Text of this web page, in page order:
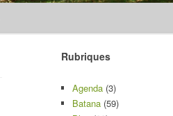
Rubriques
Agenda (3)
Batana (59)